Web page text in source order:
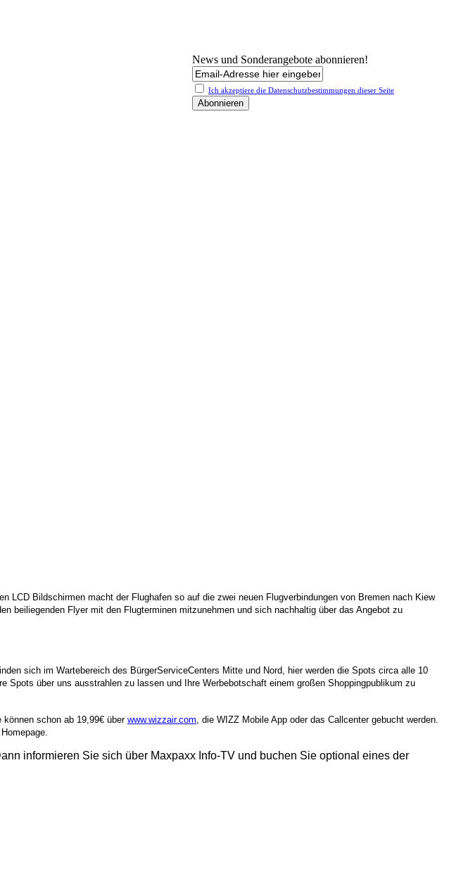
News und Sonderangebote abonnieren!
Ich akzeptiere die Datenschutz­bestimmungen dieser Seite
LCD Bildschirmen macht der Flughafen so auf die zwei neuen Flugverbindungen von Bremen nach Kiew
beiliegenden Flyer mit den Flugterminen mitzunehmen und sich nachhaltig über das Angebot zu
sich im Wartebereich des BürgerServiceCenters Mitte und Nord, hier werden die Spots circa alle 10
über uns ausstrahlen zu lassen und Ihre Werbebotschaft einem großen Shoppingpublikum zu
können schon ab 19,99€ über www.wizzair.com , die WIZZ Mobile App oder das Callcenter gebucht werden.
informieren Sie sich über Maxpaxx Info-TV und buchen Sie optional eines der